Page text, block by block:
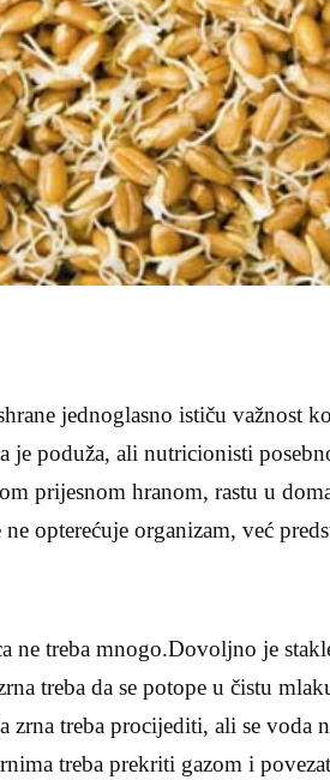
jednoglasno ističu važnost
je poduža, ali nutricionisti
prijesnom hranom, rastu u
opterećuje organizam, već
ne treba mnogo.Dovoljno je
treba da se potope u čistu
zrna treba procijediti, ali se voda
treba prekriti gazom i